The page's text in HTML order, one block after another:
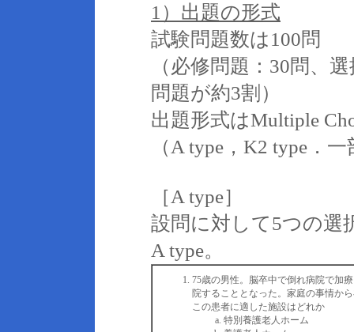
1）出題の形式
試験問題数は100問
（必修問題：30問、
問題が約3割）
出題形式はMultiple
（A type，K2 type．
［A type］
設問に対して5つの選
A type。
75歳の男性。脳卒中で倒れ病院で加
院することとなった。家庭の事情か
この患者に適した施設はどれか
特別養護老人ホーム